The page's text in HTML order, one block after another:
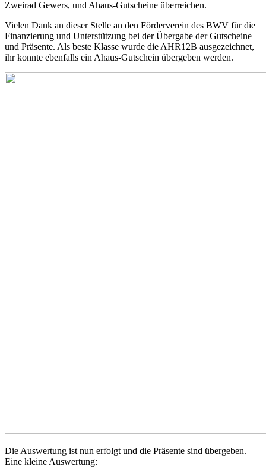
Zweirad Gewers, und Ahaus-Gutscheine überreichen.
Vielen Dank an dieser Stelle an den Förderverein des BWV für die
Finanzierung und Unterstützung bei der Übergabe der Gutscheine
und Präsente. Als beste Klasse wurde die AHR12B ausgezeichnet,
ihr konnte ebenfalls ein Ahaus-Gutschein übergeben werden.
Die Auswertung ist nun erfolgt und die Präsente sind übergeben.
Eine kleine Auswertung: